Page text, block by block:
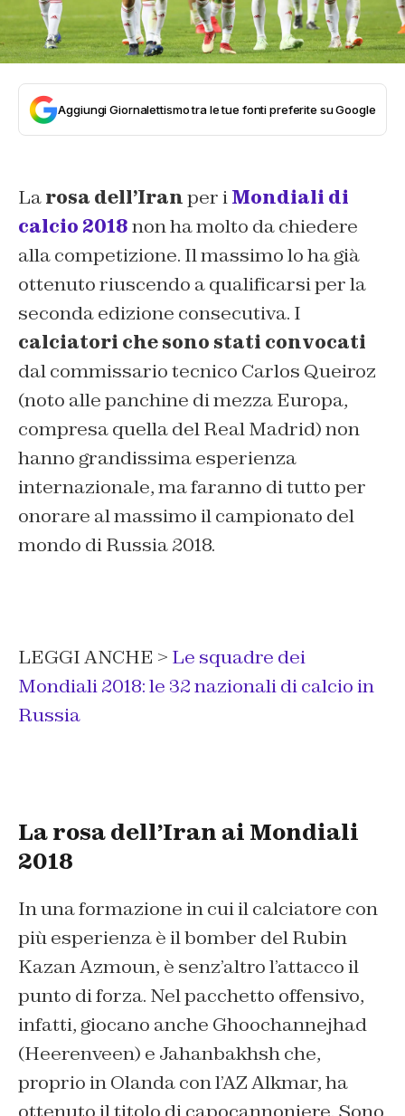
Aggiungi Giornalettismo tra le tue fonti preferite su Google
Larosa dell’Iranper iMondiali di
calcio 2018non ha molto da chiedere
alla competizione. Il massimo lo ha già
ottenuto riuscendo a qualificarsi per la
seconda edizione consecutiva. I
calciatori che sono stati convocati
dal commissario tecnico Carlos Queiroz
(noto alle panchine di mezza Europa,
compresa quella del Real Madrid) non
hanno grandissima esperienza
internazionale, ma faranno di tutto per
onorare al massimo il campionato del
mondo di Russia 2018.
LEGGI ANCHE > Le squadre dei
Mondiali 2018: le 32 nazionali di calcio in
Russia
La rosa dell’Iran ai Mondiali
2018
In una formazione in cui il calciatore con
più esperienza è il bomber del Rubin
Kazan Azmoun, è senz’altro l’attacco il
punto di forza. Nel pacchetto offensivo,
infatti, giocano anche Ghoochannejhad
(Heerenveen) e Jahanbakhsh che,
proprio in Olanda con l’AZ Alkmar, ha
ottenuto il titolo di capocannoniere. Sono